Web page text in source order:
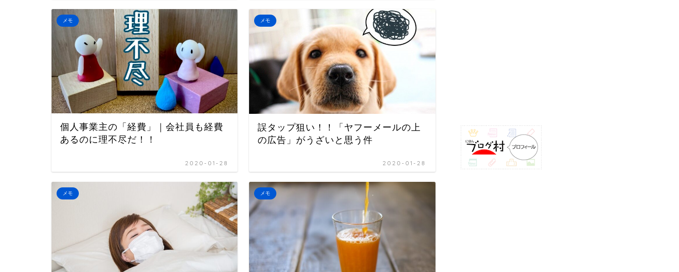
メモ
個人事業主の「経費」｜会社員も経費
あるのに理不尽だ！！
2020-01-28
メモ
誤タップ狙い！！「ヤフーメールの上
の広告」がうざいと思う件
2020-01-28
メモ メモ